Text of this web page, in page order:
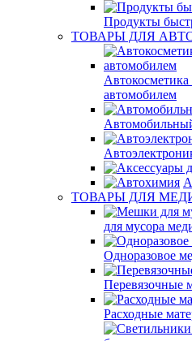
Продукты
ТОВАРЫ ДЛЯ
Автокосметика
автомобилем
ТОВАРЫ ДЛЯ
для мусора
Одноразовое
Перевязочные
Расходные